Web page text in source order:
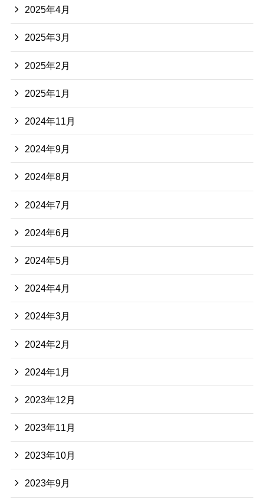
2025年4月
2025年3月
2025年2月
2025年1月
2024年11月
2024年9月
2024年8月
2024年7月
2024年6月
2024年5月
2024年4月
2024年3月
2024年2月
2024年1月
2023年12月
2023年11月
2023年10月
2023年9月